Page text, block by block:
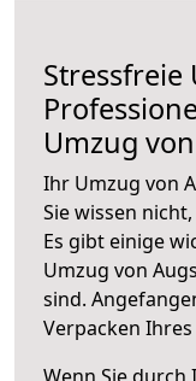
Stressfreie
Umzug
Ihr Umzug von
Sie wissen
Es gibt einige
Umzug von
sind.
Verpacken